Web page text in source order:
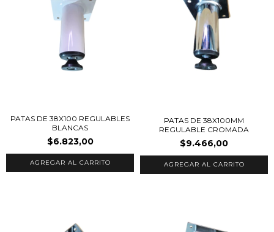
PATAS DE 38X100 REGULABLES
BLANCAS
$6.823,00
PATAS DE 38X100MM
REGULABLE CROMADA
$9.466,00